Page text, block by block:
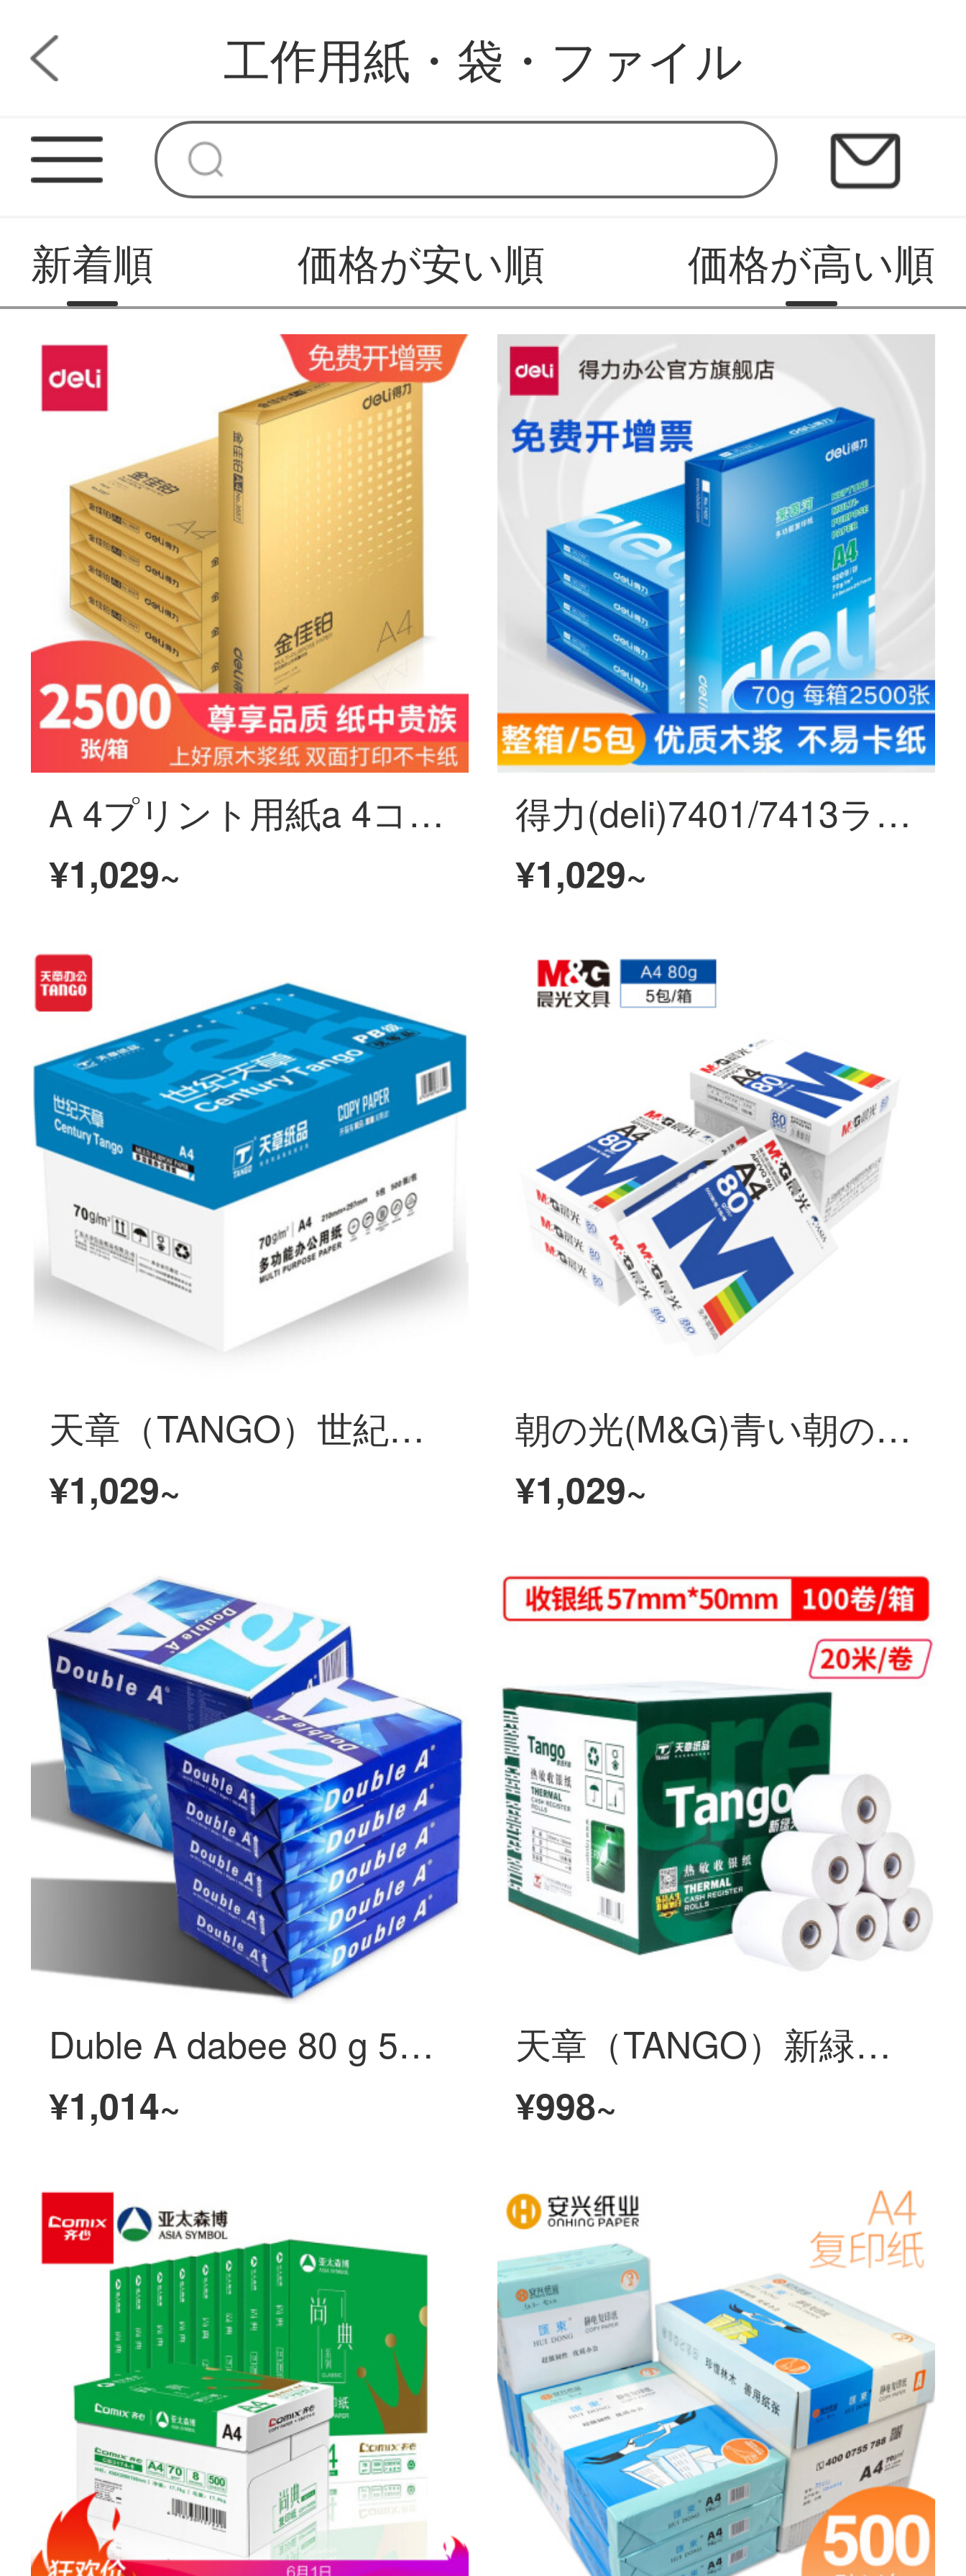
Sun文房具通販店
工作用紙・袋・ファイル
新着順 価格が安い順 価格が高い順
A 4プリント用紙a 4コピー用紙70 g/80 gオプションパソコンOfficeプリント白紙全箱卸売り金佳プラチナA 47 gホワイト（2500枚）
¥1,029~
得力(deli)7401/7413ライン川A 4プリント用紙70 g/80 g 500枚/バッグ80 g A 4 5包装(7419)
¥1,029~
天章（TANGO）世紀天章70 g A 4コピー用紙高品質タイプ500枚/5パック/箱（2500枚）
¥1,029~
朝の光(M&G)青い朝の光80 g A 4コピー用紙500枚/5パック/箱(2500枚)APYVQ 961
¥1,029~
Duble A dabee 80 g 500枚A 4 A 3コピー用紙Offie用品は全箱印刷して卸売りします。領収書を発行します。多省郵送無料A 170グラムの箱（5箱）です。
¥1,014~
天章（TANGO）新緑天章の中で高品質で感熱性の高い銀紙57。×50 mmの米団のテイクアウトpoスーパーの小さい切符の100巻（20メートル/巻き）の銀機の紙の足の米の数を印刷します
¥998~